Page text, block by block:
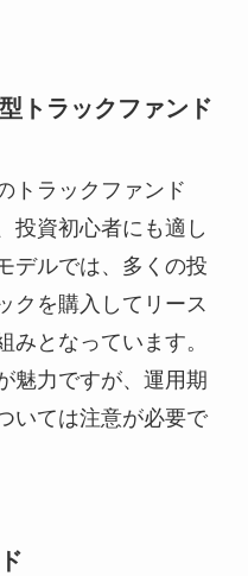
トラックファンド
トラックファンド
投資初心者にも適し
デルでは、多くの投
クを購入してリース
みとなっています。
魅力ですが、運用期
いては注意が必要で